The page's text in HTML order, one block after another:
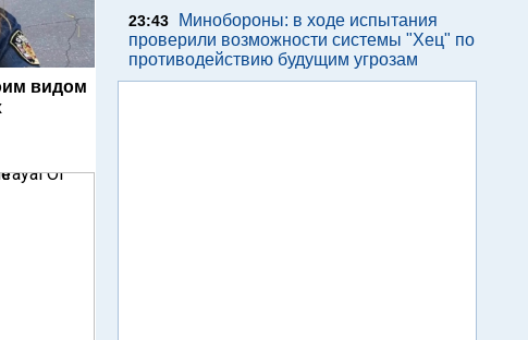
видом
23:43
Минобороны: в ходе испытания
проверили возможности системы "Хец" по
противодействию будущим угрозам